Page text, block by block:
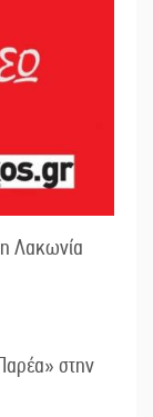
Λακωνία
στην